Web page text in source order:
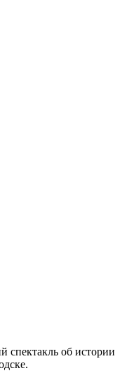
спектакль об истории